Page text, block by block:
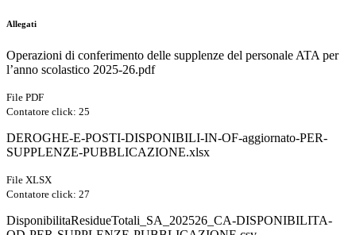
Allegati
Operazioni di conferimento delle supplenze del personale ATA per
l’anno scolastico 2025-26.pdf
File PDF
Contatore click: 25
DEROGHE-E-POSTI-DISPONIBILI-IN-OF-aggiornato-PER-
SUPPLENZE-PUBBLICAZIONE.xlsx
File XLSX
Contatore click: 27
DisponibilitaResidueTotali_SA_202526_CA-DISPONIBILITA-